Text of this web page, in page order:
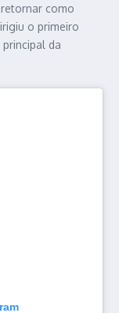
como
o primeiro
da